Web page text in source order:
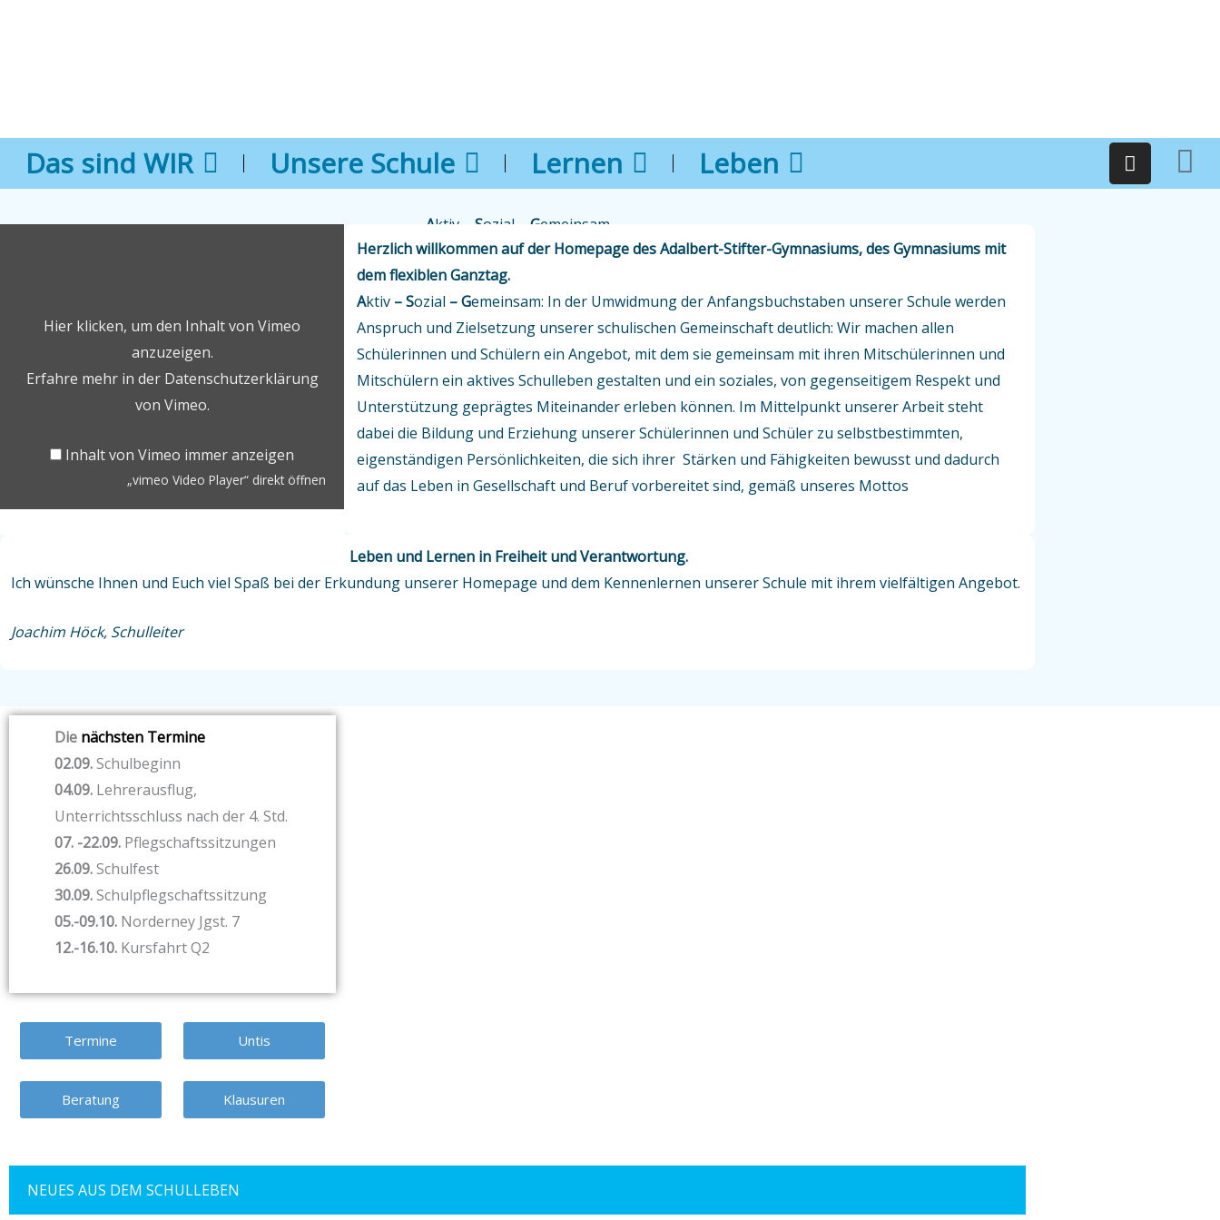
Das sind WIR Unsere Schule Lernen Leben I
n
s
Aktiv – Sozial – Gemeinsam
„vimeo
Hier klicken, um den Inhalt von Vimeo
anzuzeigen.
Erfahre mehr in der Datenschutzerklärung
von Vimeo.
Inhalt von Vimeo immer anzeigen
„vimeo Video Player“ direkt öffnen
Herzlich willkommen auf der Homepage des Adalbert-Stifter-Gymnasiums, des Gymnasiums mit
dem flexiblen Ganztag.
Aktiv– Sozial – Gemeinsam: In der Umwidmung der Anfangsbuchstaben unserer Schule werden
Anspruch und Zielsetzung unserer schulischen Gemeinschaft deutlich: Wir machen allen
Schülerinnen und Schülern ein Angebot, mit dem sie gemeinsam mit ihren Mitschülerinnen und
Mitschülern ein aktives Schulleben gestalten und ein soziales, von gegenseitigem Respekt und
Unterstützung geprägtes Miteinander erleben können. Im Mittelpunkt unserer Arbeit steht
dabei die Bildung und Erziehung unserer Schülerinnen und Schüler zu selbstbestimmten,
eigenständigen Persönlichkeiten, die sich ihrer Stärken und Fähigkeiten bewusst und dadurch
auf das Leben in Gesellschaft und Beruf vorbereitet sind, gemäß unseres Mottos
Leben und Lernen in Freiheit und Verantwortung.
Ich wünsche Ihnen und Euch viel Spaß bei der Erkundung unserer Homepage und dem Kennenlernen unserer Schule mit ihrem vielfältigen Angebot.
Joachim Höck, Schulleiter
Die nächsten Termine
02.09.Schulbeginn
04.09. Lehrerausflug,
Unterrichtsschluss nach der 4. Std.
07. -22.09. Pflegschaftssitzungen
26.09.Schulfest
30.09.Schulpflegschaftssitzung
05.-09.10. Norderney Jgst. 7
12.-16.10. Kursfahrt Q2
Termine Untis
Beratung Klausuren
NEUES AUS DEM SCHULLEBEN